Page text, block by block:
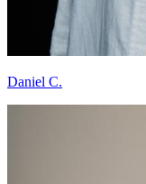
Daniel C.